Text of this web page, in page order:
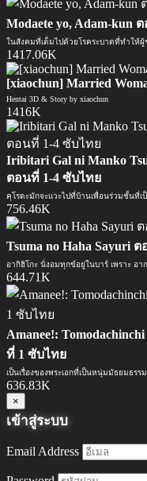
Modaete yo, Adam-kun
ในสังคมที่เต็มไปด้วยโรคระบาดที่ทำให้
1417.06K
[xiaochun] Married
Hentai 3D & Story by xiaochun
1416K
Iribitari Gal ni Manko
ตอนที่ 1-4 ซับไทย
คุโรดะมักจะแวะไปที่บ้านเพื่อนร่วมชั้นที่เ
756.46K
Tsuma no Haha Sayuri
อากิฮิโกะ นั่งอมทุกข์อยู่ในบาร์ เพราะ อาก
644.71K
Amanee!:
ที่ 1 ซับไทย
เป็นเรื่องของพระเอกที่เป็นหนุ่มมัธยมธรร
636.83K
×
เข้าสู่ระบบ
Email Address